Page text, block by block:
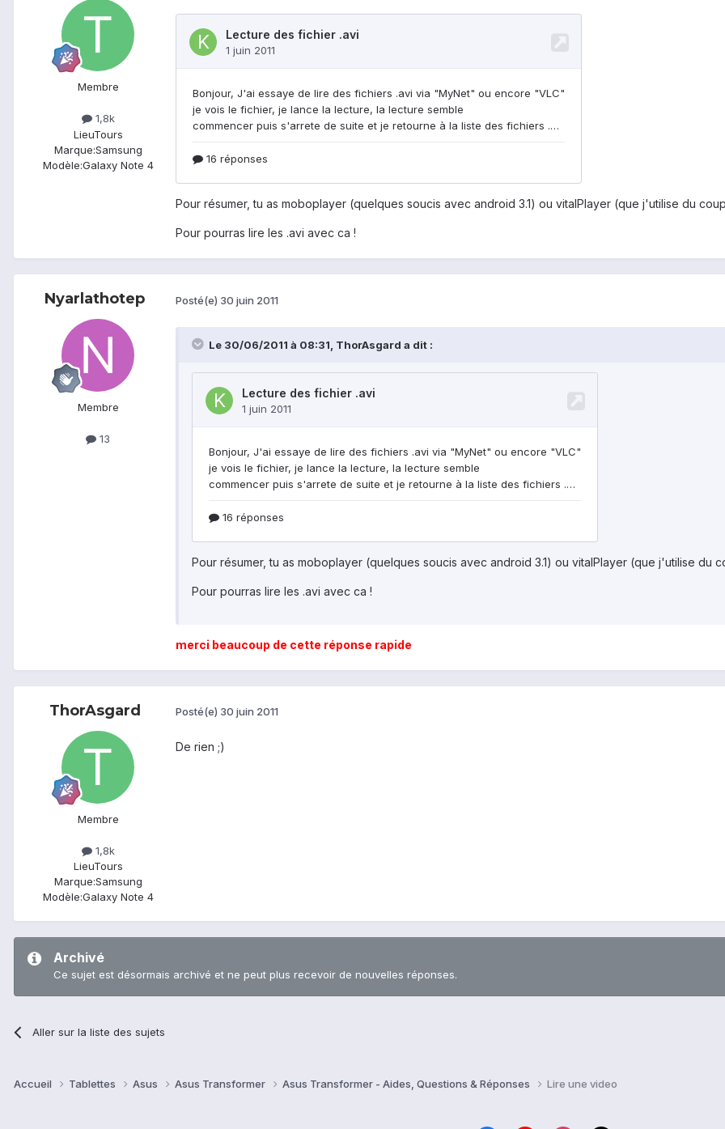
Membre
1,8k
LieuTours
Marque:Samsung
Modèle:Galaxy Note 4
Pour résumer, tu as moboplayer (quelques soucis avec android 3.1) ou vitalPlayer (que j'utilise du
Pour pourras lire les .avi avec ca !
Nyarlathotep
Membre
13
Posté(e) 30 juin 2011
Le 30/06/2011 à 08:31, ThorAsgard a dit :
Pour résumer, tu as moboplayer (quelques soucis avec android 3.1) ou vitalPlayer (que j'utilise du
Pour pourras lire les .avi avec ca !
merci beaucoup de cette réponse rapide
ThorAsgard
Membre
1,8k
LieuTours
Marque:Samsung
Modèle:Galaxy Note 4
Posté(e) 30 juin 2011
De rien ;)
Archivé
Ce sujet est désormais archivé et ne peut plus recevoir de nouvelles réponses.
Aller sur la liste des sujets
Accueil Tablettes Asus Asus Transformer Asus Transformer - Aides, Questions & Réponses Lire une video